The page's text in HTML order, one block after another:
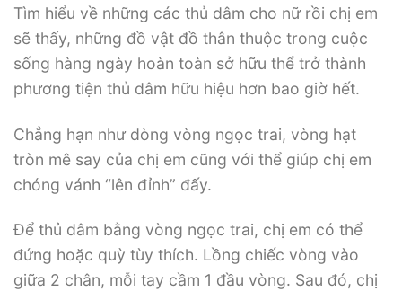
Tìm hiểu về những các thủ dâm cho nữ rồi chị em
sẽ thấy, những đồ vật đồ thân thuộc trong cuộc
sống hàng ngày hoàn toàn sở hữu thể trở thành
phương tiện thủ dâm hữu hiệu hơn bao giờ hết.
Chẳng hạn như dòng vòng ngọc trai, vòng hạt
tròn mê say của chị em cũng với thể giúp chị em
chóng vánh “lên đỉnh” đấy.
Để thủ dâm bằng vòng ngọc trai, chị em có thể
đứng hoặc quỳ tùy thích. Lồng chiếc vòng vào
giữa 2 chân, mỗi tay cầm 1 đầu vòng. Sau đó, chị